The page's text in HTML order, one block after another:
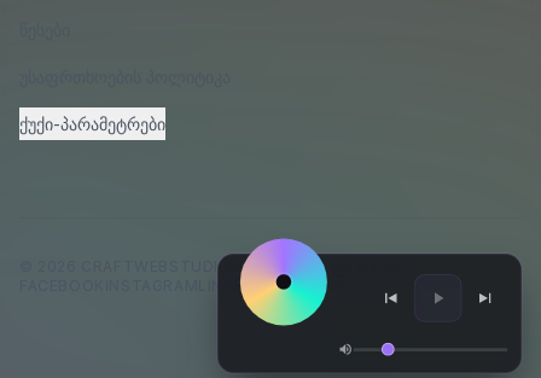
ქუქი-პარამეტრები
CRAFTWEBSTUDIO
ᲧᲕᲔᲚᲐ ᲣᲤᲚᲔᲑᲐ ᲓᲐᲪᲣᲚᲘᲐ.
LINKEDINGITHUB